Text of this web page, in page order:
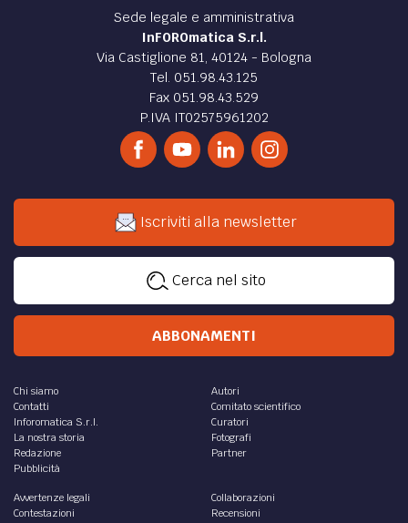
Sede legale e amministrativa
InFOROmatica S.r.l.
Via Castiglione 81, 40124 - Bologna
Tel. 051.98.43.125
Fax 051.98.43.529
P.IVA IT02575961202
Iscriviti alla newsletter
Cerca nel sito
ABBONAMENTI
Chi siamo
Contatti
Inforomatica S.r.l.
La nostra storia
Redazione
Pubblicità
Autori
Comitato scientifico
Curatori
Fotografi
Partner
Avvertenze legali
Contestazioni
Collaborazioni
Recensioni